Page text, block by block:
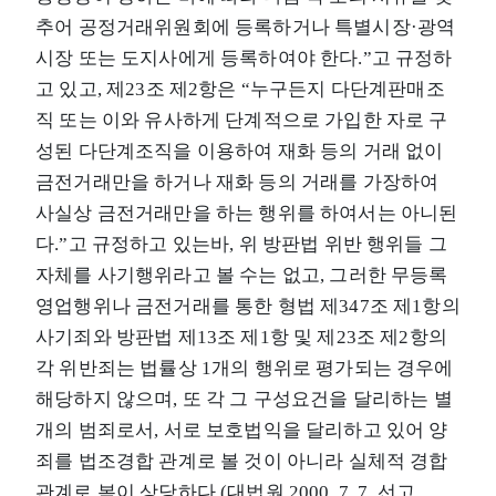
추어 공정거래위원회에 등록하거나 특별시장·광역
시장 또는 도지사에게 등록하여야 한다.”고 규정하
고 있고, 제23조 제2항은 “누구든지 다단계판매조
직 또는 이와 유사하게 단계적으로 가입한 자로 구
성된 다단계조직을 이용하여 재화 등의 거래 없이
금전거래만을 하거나 재화 등의 거래를 가장하여
사실상 금전거래만을 하는 행위를 하여서는 아니된
다.”고 규정하고 있는바, 위 방판법 위반 행위들 그
자체를 사기행위라고 볼 수는 없고, 그러한 무등록
영업행위나 금전거래를 통한 형법 제347조 제1항의
사기죄와 방판법 제13조 제1항 및 제23조 제2항의
각 위반죄는 법률상 1개의 행위로 평가되는 경우에
해당하지 않으며, 또 각 그 구성요건을 달리하는 별
개의 범죄로서, 서로 보호법익을 달리하고 있어 양
죄를 법조경합 관계로 볼 것이 아니라 실체적 경합
관계로 봄이 상당하다 (대법원 2000. 7. 7. 선고